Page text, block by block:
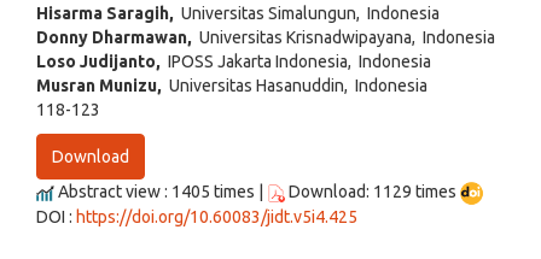
Hisarma Saragih, Universitas Simalungun, Indonesia
Donny Dharmawan, Universitas Krisnadwipayana, Indonesia
Loso Judijanto, IPOSS Jakarta Indonesia, Indonesia
Musran Munizu, Universitas Hasanuddin, Indonesia
118-123
Download
Abstract view : 1405 times |
Download: 1129 times
DOI : https://doi.org/10.60083/jidt.v5i4.425